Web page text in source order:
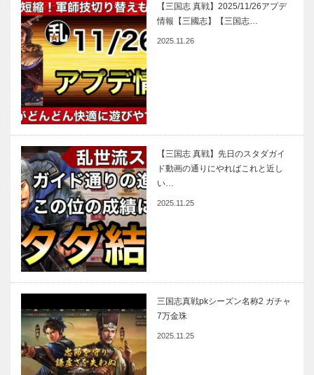
【三国志 真戦】2025/11/26アプデ
情報【三國志】【三国志…
2025.11.26
【三国志 真戦】先日のスタダガイ
ド動画の通りにやればこれと近し
い…
2025.11.25
三国志真戦pkシーズン名称2 ガチャ
7万金珠
2025.11.25